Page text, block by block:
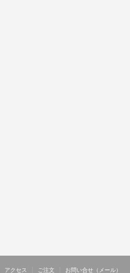
アクセス ご注文 お問い合せ（メール）